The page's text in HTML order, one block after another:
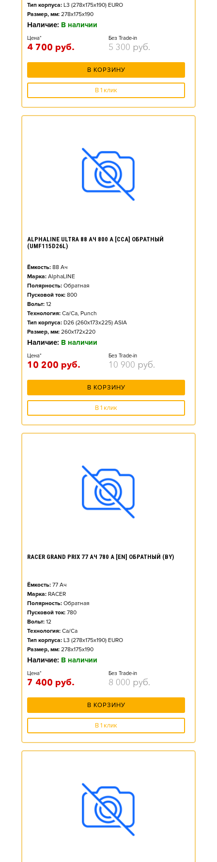
Тип корпуса: L3 (278x175x190) EURO
Размер, мм: 278x175x190
Наличие: В наличии
Цена*
4 700 руб.
Без Trade-in
5 300 руб.
В КОРЗИНУ
В 1 клик
ALPHALINE ULTRA 88 АЧ 800 А [CCA] ОБРАТНЫЙ
(UMF115D26L)
Ёмкость: 88 Ач
Марка: AlphaLINE
Полярность: Обратная
Пусковой ток: 800
Вольт: 12
Технология: Ca/Ca, Punch
Тип корпуса: D26 (260x173x225) ASIA
Размер, мм: 260x172x220
Наличие: В наличии
Цена*
10 200 руб.
Без Trade-in
10 900 руб.
В КОРЗИНУ
В 1 клик
RACER GRAND PRIX 77 АЧ 780 А [EN] ОБРАТНЫЙ (BY)
Ёмкость: 77 Ач
Марка: RACER
Полярность: Обратная
Пусковой ток: 780
Вольт: 12
Технология: Ca/Ca
Тип корпуса: L3 (278x175x190) EURO
Размер, мм: 278x175x190
Наличие: В наличии
Цена*
7 400 руб.
Без Trade-in
8 000 руб.
В КОРЗИНУ
В 1 клик